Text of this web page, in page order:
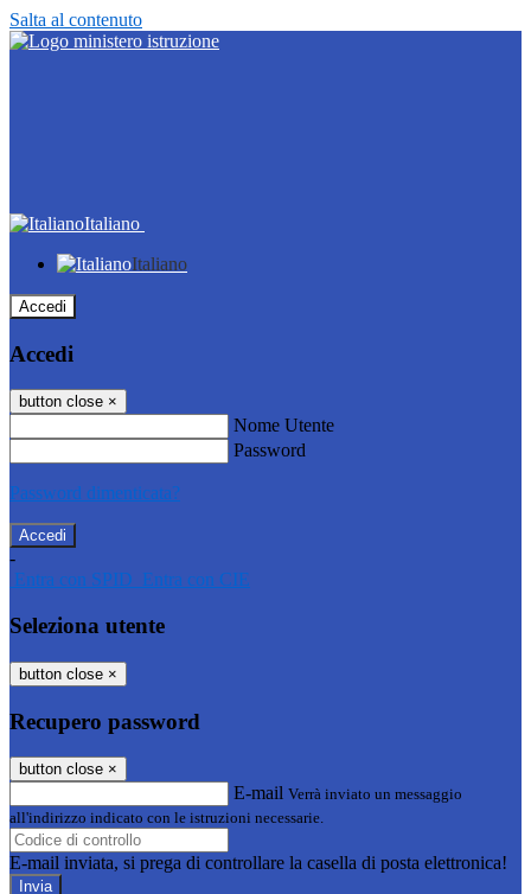
Salta al contenuto
Italiano
Italiano
Accedi
Accedi
button close ×
Nome Utente
Password
Password dimenticata?
-
Entra con SPID Entra con CIE
Seleziona utente
button close ×
Recupero password
button close ×
E-mail Verrà inviato un messaggio
all'indirizzo indicato con le istruzioni necessarie.
E-mail inviata, si prega di controllare la casella di posta elettronica!